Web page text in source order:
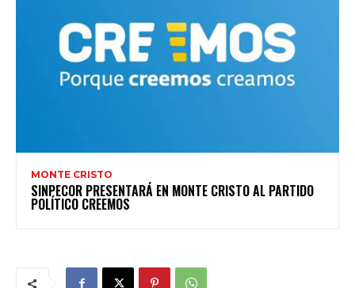
MONTE CRISTO
SINPECOR PRESENTARÁ EN MONTE CRISTO AL PARTIDO
POLÍTICO CREEMOS